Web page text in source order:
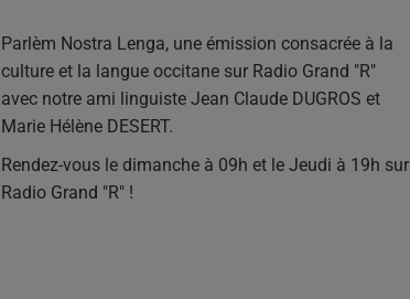
Parlèm Nostra Lenga, une émission consacrée à la
culture et la langue occitane sur Radio Grand "R"
avec notre ami linguiste Jean Claude DUGROS et
Marie Hélène DESERT.
Rendez-vous le dimanche à 09h et le Jeudi à 19h sur
Radio Grand "R" !